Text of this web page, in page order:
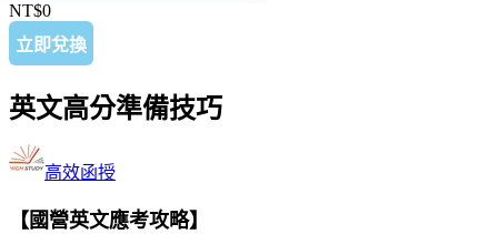
NT$0
立即兌換
英文高分準備技巧
高效函授
【國營英文應考攻略】